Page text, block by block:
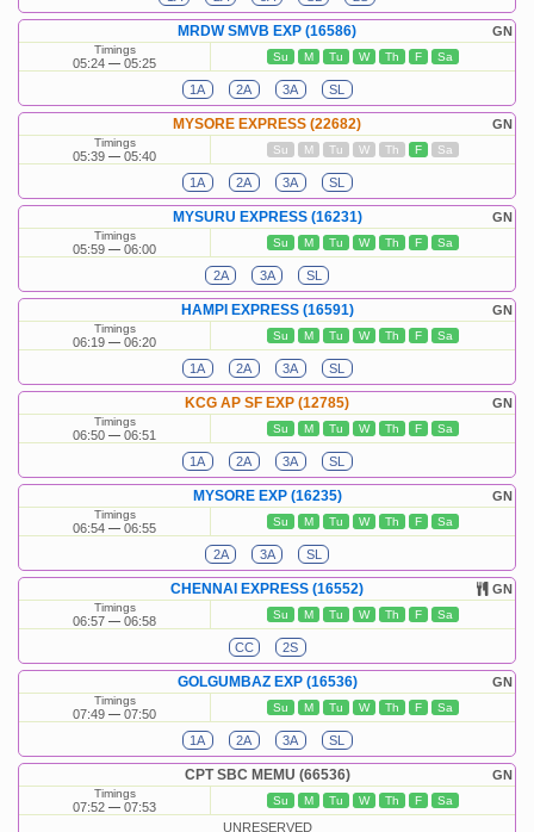
GN
MRDW SMVB EXP (16586)
Timings
05:24 05:25 Su M Tu W Th F Sa
1A 2A 3A SL
GN
MYSORE EXPRESS (22682)
Timings
05:39 05:40 Su M Tu W Th F Sa
1A 2A 3A SL
GN
MYSURU EXPRESS (16231)
Timings
05:59 06:00 Su M Tu W Th F Sa
2A 3A SL
GN
HAMPI EXPRESS (16591)
Timings
06:19 06:20 Su M Tu W Th F Sa
1A 2A 3A SL
GN
KCG AP SF EXP (12785)
Timings
06:50 06:51 Su M Tu W Th F Sa
1A 2A 3A SL
GN
MYSORE EXP (16235)
Timings
06:54 06:55 Su M Tu W Th F Sa
2A 3A SL
GN
CHENNAI EXPRESS (16552)
Timings
06:57 06:58 Su M Tu W Th F Sa
CC 2S
GN
GOLGUMBAZ EXP (16536)
Timings
07:49 07:50 Su M Tu W Th F Sa
1A 2A 3A SL
GN
CPT SBC MEMU (66536)
Timings
07:52 07:53 Su M Tu W Th F Sa
UNRESERVED